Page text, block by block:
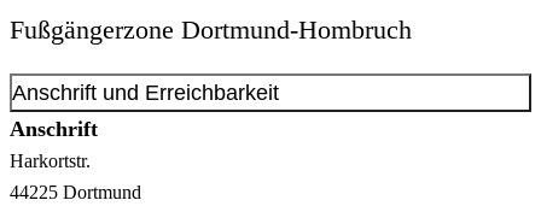
Fußgängerzone Dortmund-Hombruch
Anschrift und Erreichbarkeit
Anschrift
Harkortstr.
44225 Dortmund